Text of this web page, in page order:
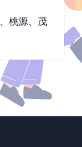
桃源、茂